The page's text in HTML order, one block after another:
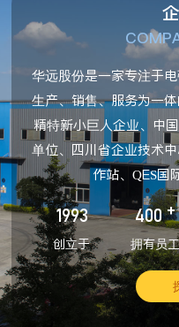
华远股份是一家专注于
生产、销售、服务为一
精特新小巨人企业、中
单位、四川省企业技术
作站、QES国
1993
创立于
400 +
拥有员